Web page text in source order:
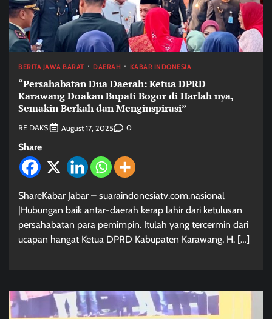
BERITA JAWA BARAT DAERAH KABAR INDONESIA
“Persahabatan Dua Daerah: Ketua DPRD
Karawang Doakan Bupati Bogor di Harlah nya,
Semakin Berkah dan Menginspirasi”
RE DAKSI August 17, 2025 0
Share
ShareKabar Jabar – suaraindonesiatv.com.nasional
|Hubungan baik antar-daerah kerap lahir dari ketulusan
persahabatan para pemimpin. Itulah yang tercermin dari
ucapan hangat Ketua DPRD Kabupaten Karawang, H. […]